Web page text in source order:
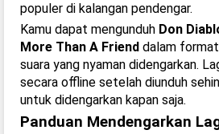
populer di kalangan pendengar.
Kamu dapat mengunduh Don
More Than A Friend dalam
suara yang nyaman didengarkan.
secara offline setelah diunduh
untuk didengarkan kapan saja.
Panduan Mendengarkan